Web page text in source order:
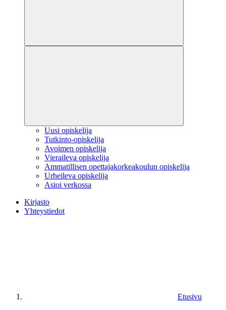
Uusi opiskelija
Tutkinto-opiskelija
Avoimen opiskelija
Vieraileva opiskelija
Ammatillisen opettajakorkeakoulun opiskelija
Urheileva opiskelija
Asioi verkossa
Kirjasto
Yhteystiedot
Etusivu